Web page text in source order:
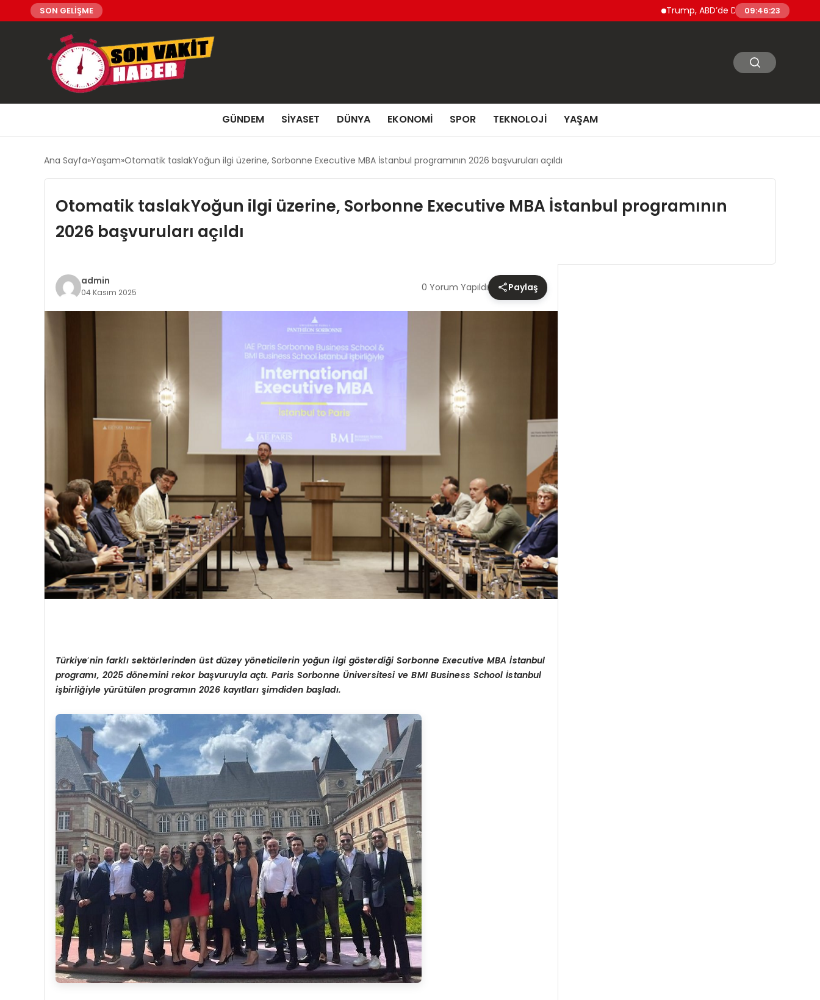
SON GELİŞME Trump, ABD’de Doğumla Vatandaşlık ve
09:46:25
GÜNDEM SIYASET DÜNYA EKONOMI SPOR TEKNOLOJI YAŞAM
Ana Sayfa Yaşam Otomatik taslakYoğun ilgi üzerine, Sorbonne Executive MBA İstanbul programının 2026 başvuruları açıldı
Otomatik taslakYoğun ilgi üzerine, Sorbonne Executive MBA İstanbul programının
2026 başvuruları açıldı
admin
04 Kasım 2025 0 Yorum Yapıldı Paylaş
Türkiye’nin farklı sektörlerinden üst düzey yöneticilerin yoğun ilgi gösterdiği Sorbonne Executive MBAİstanbul
programı, 2025 dönemini rekor başvuruyla açtı. Paris Sorbonne Üniversitesi ve BMI Business School İstanbul
işbirliğiyle yürütülen programın 2026 kayıtları şimdiden başladı.